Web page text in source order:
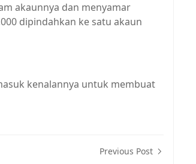
akaunnya dan menyamar
dipindahkan ke satu akaun
kenalannya untuk membuat
Previous Post